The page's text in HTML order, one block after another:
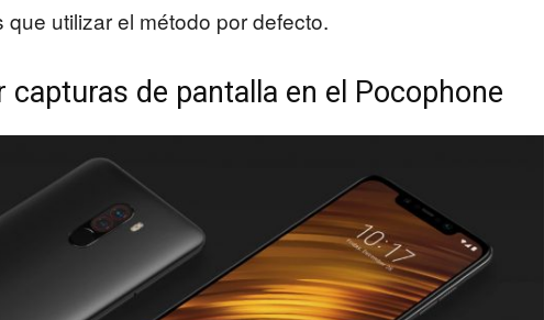
utilizar el método por defecto.
capturas de pantalla en el Pocophone